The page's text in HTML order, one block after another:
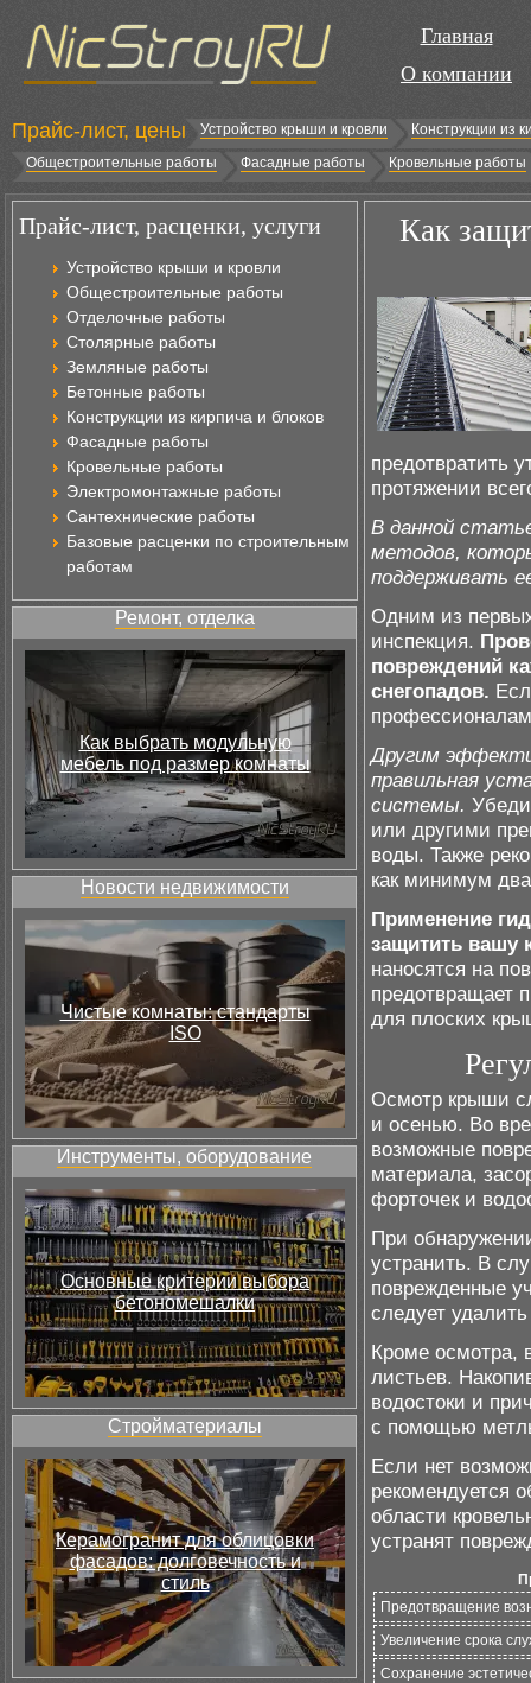
Главная
О компании
Прайс-лист, цены Устройство крыши и кровли
Конструкции из
Общестроительные работы
Фасадные работы Кровельные работы
Прайс-лист, расценки, услуги
Устройство крыши и кровли
Общестроительные работы
Отделочные работы
Столярные работы
Земляные работы
Бетонные работы
Конструкции из кирпича и блоков
Фасадные работы
Кровельные работы
Электромонтажные работы
Сантехнические работы
Базовые расценки по строительным
работам
Ремонт, отделка
Как выбрать модульную
мебель под размер комнаты
Новости недвижимости
Чистые комнаты: стандарты
ISO
Инструменты, оборудование
Основные критерии выбора
бетономешалки
Стройматериалы
Керамогранит для облицовки
фасадов: долговечность и
стиль
Как
предотвратить
протяжении
В данной
методов,
поддерживать
Одним из
инспекция.
повреждений
снегопадов.
Другим
правильная
системы.
или другими
воды. Также
как минимум
Применение
защитить вашу
наносятся на
предотвращает
для плоских
Осмотр крыши
и осенью. Во
возможные
материала,
форточек и
При
устранить. В
поврежденные
следует
Кроме осмотра,
листьев.
водостоки и
с помощью
Если нет
рекомендуется
области
устранят
Предотвращение
Увеличение срока
Сохранение